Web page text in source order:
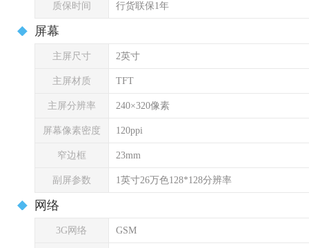
质保时间 行货联保1年
屏幕
主屏尺寸 2英寸
主屏材质 TFT
主屏分辨率 240×320像素
屏幕像素密度 120ppi
窄边框 23mm
副屏参数 1英寸26万色128*128分辨率
网络
3G网络 GSM